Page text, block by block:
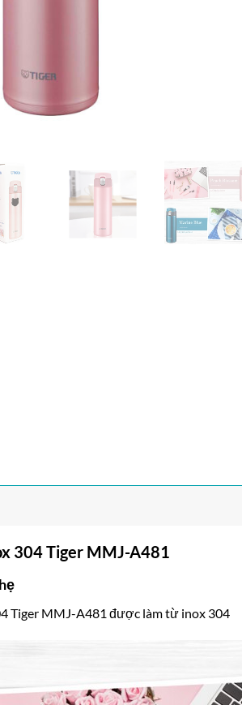
304 Tiger MMJ-A481
Tiger MMJ-A481 được làm từ inox 304